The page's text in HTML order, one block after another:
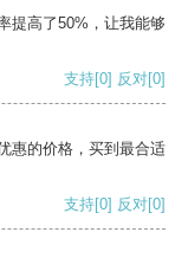
提高了50%，让我能够
支持[0] 反对[0]
惠的价格，买到最合适
支持[0] 反对[0]